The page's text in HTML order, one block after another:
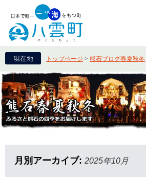
トップページ > 熊石ブログ春夏秋冬
月別アーカイブ: 2025年10月